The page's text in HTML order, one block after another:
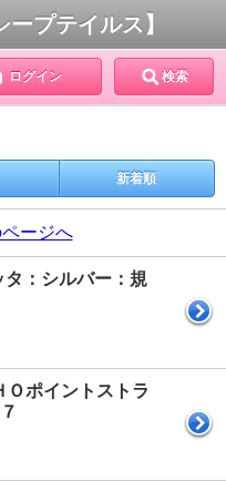
プテイルス】
ログイン 検索
新着順
ージへ
：シルバー：規
Ｏポイントストラ